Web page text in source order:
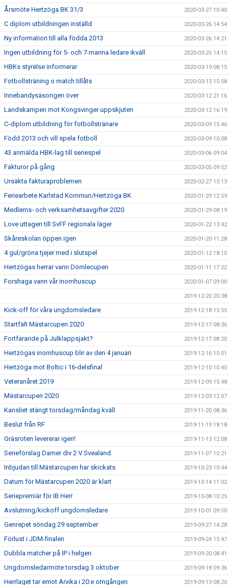
Årsmöte Hertzöga BK 31/3 2020-03-27 10:40
C diplom utbildningen inställd 2020-03-26 14:54
Ny information till alla födda 2013 2020-03-26 14:21
Ingen utbildning för 5- och 7-manna ledare ikväll 2020-03-25 14:15
HBKs styrelse informerar 2020-03-19 08:15
Fotbollsträning o match tillåts 2020-03-13 15:08
Innebandysäsongen över 2020-03-12 21:16
Landskampen mot Kongsvinger uppskjuten 2020-03-12 16:19
C-diplom utbildning för fotbollstränare 2020-03-09 15:46
Född 2013 och vill spela fotboll 2020-03-09 10:08
43 anmälda HBK-lag till seriespel 2020-03-06 09:04
Fakturor på gång 2020-03-05 09:52
Ursäkta fakturaproblemen 2020-02-27 13:13
Feriearbete Karlstad Kommun/Hertzöga BK 2020-01-29 12:59
Medlems- och verksamhetsavgifter 2020 2020-01-29 08:19
Love uttagen till SvFF regionala läger 2020-01-22 13:42
Skåreskolan öppen igen 2020-01-20 11:28
4 gul/gröna tjejer med i slutspel 2020-01-12 18:10
Hertzögas herrar vann Dömlecupen 2020-01-11 17:22
Forshaga vann vår inomhuscup 2020-01-07 09:00
2019-12-20 20:38
Kick-off för våra ungdomsledare 2019-12-18 15:55
Startfält Mästarcupen 2020 2019-12-17 08:36
Fortfarande på Julklappsjakt? 2019-12-17 08:20
Hertzögas inomhuscup blir av den 4 januari 2019-12-16 15:01
Hertzöga mot Boltic i 16-delsfinal 2019-12-10 10:40
Veteranåret 2019 2019-12-09 15:48
Mästarcupen 2020 2019-12-03 12:07
Kansliet stängt torsdag/måndag kväll 2019-11-20 08:36
Beslut från RF 2019-11-19 18:18
Gräsroten levererar igen! 2019-11-13 12:08
Serieförslag Damer div 2 V Svealand 2019-11-07 10:21
Inbjudan till Mästarcupen har skickats 2019-10-23 10:44
Datum för Mästarcupen 2020 är klart 2019-10-14 11:02
Seriepremiär för IB Herr 2019-10-08 10:25
Avslutning/kickoff ungdomsledare 2019-10-01 09:50
Genrepet söndag 29 september 2019-09-27 14:28
Förlust i JDM-finalen 2019-09-24 15:47
Dubbla matcher på IP i helgen 2019-09-20 08:41
Ungdomsledarmöte torsdag 3 oktober 2019-09-18 09:36
Herrlaget tar emot Arvika i 20:e omgången 2019-09-13 08:20